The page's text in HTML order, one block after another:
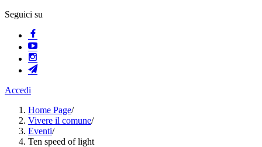
Seguici su
Accedi
Home Page/
Vivere il comune/
Eventi/
Ten speed of light